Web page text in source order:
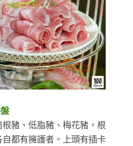
豬、低脂豬、梅花豬，根
都有擁護者。上頭有插卡